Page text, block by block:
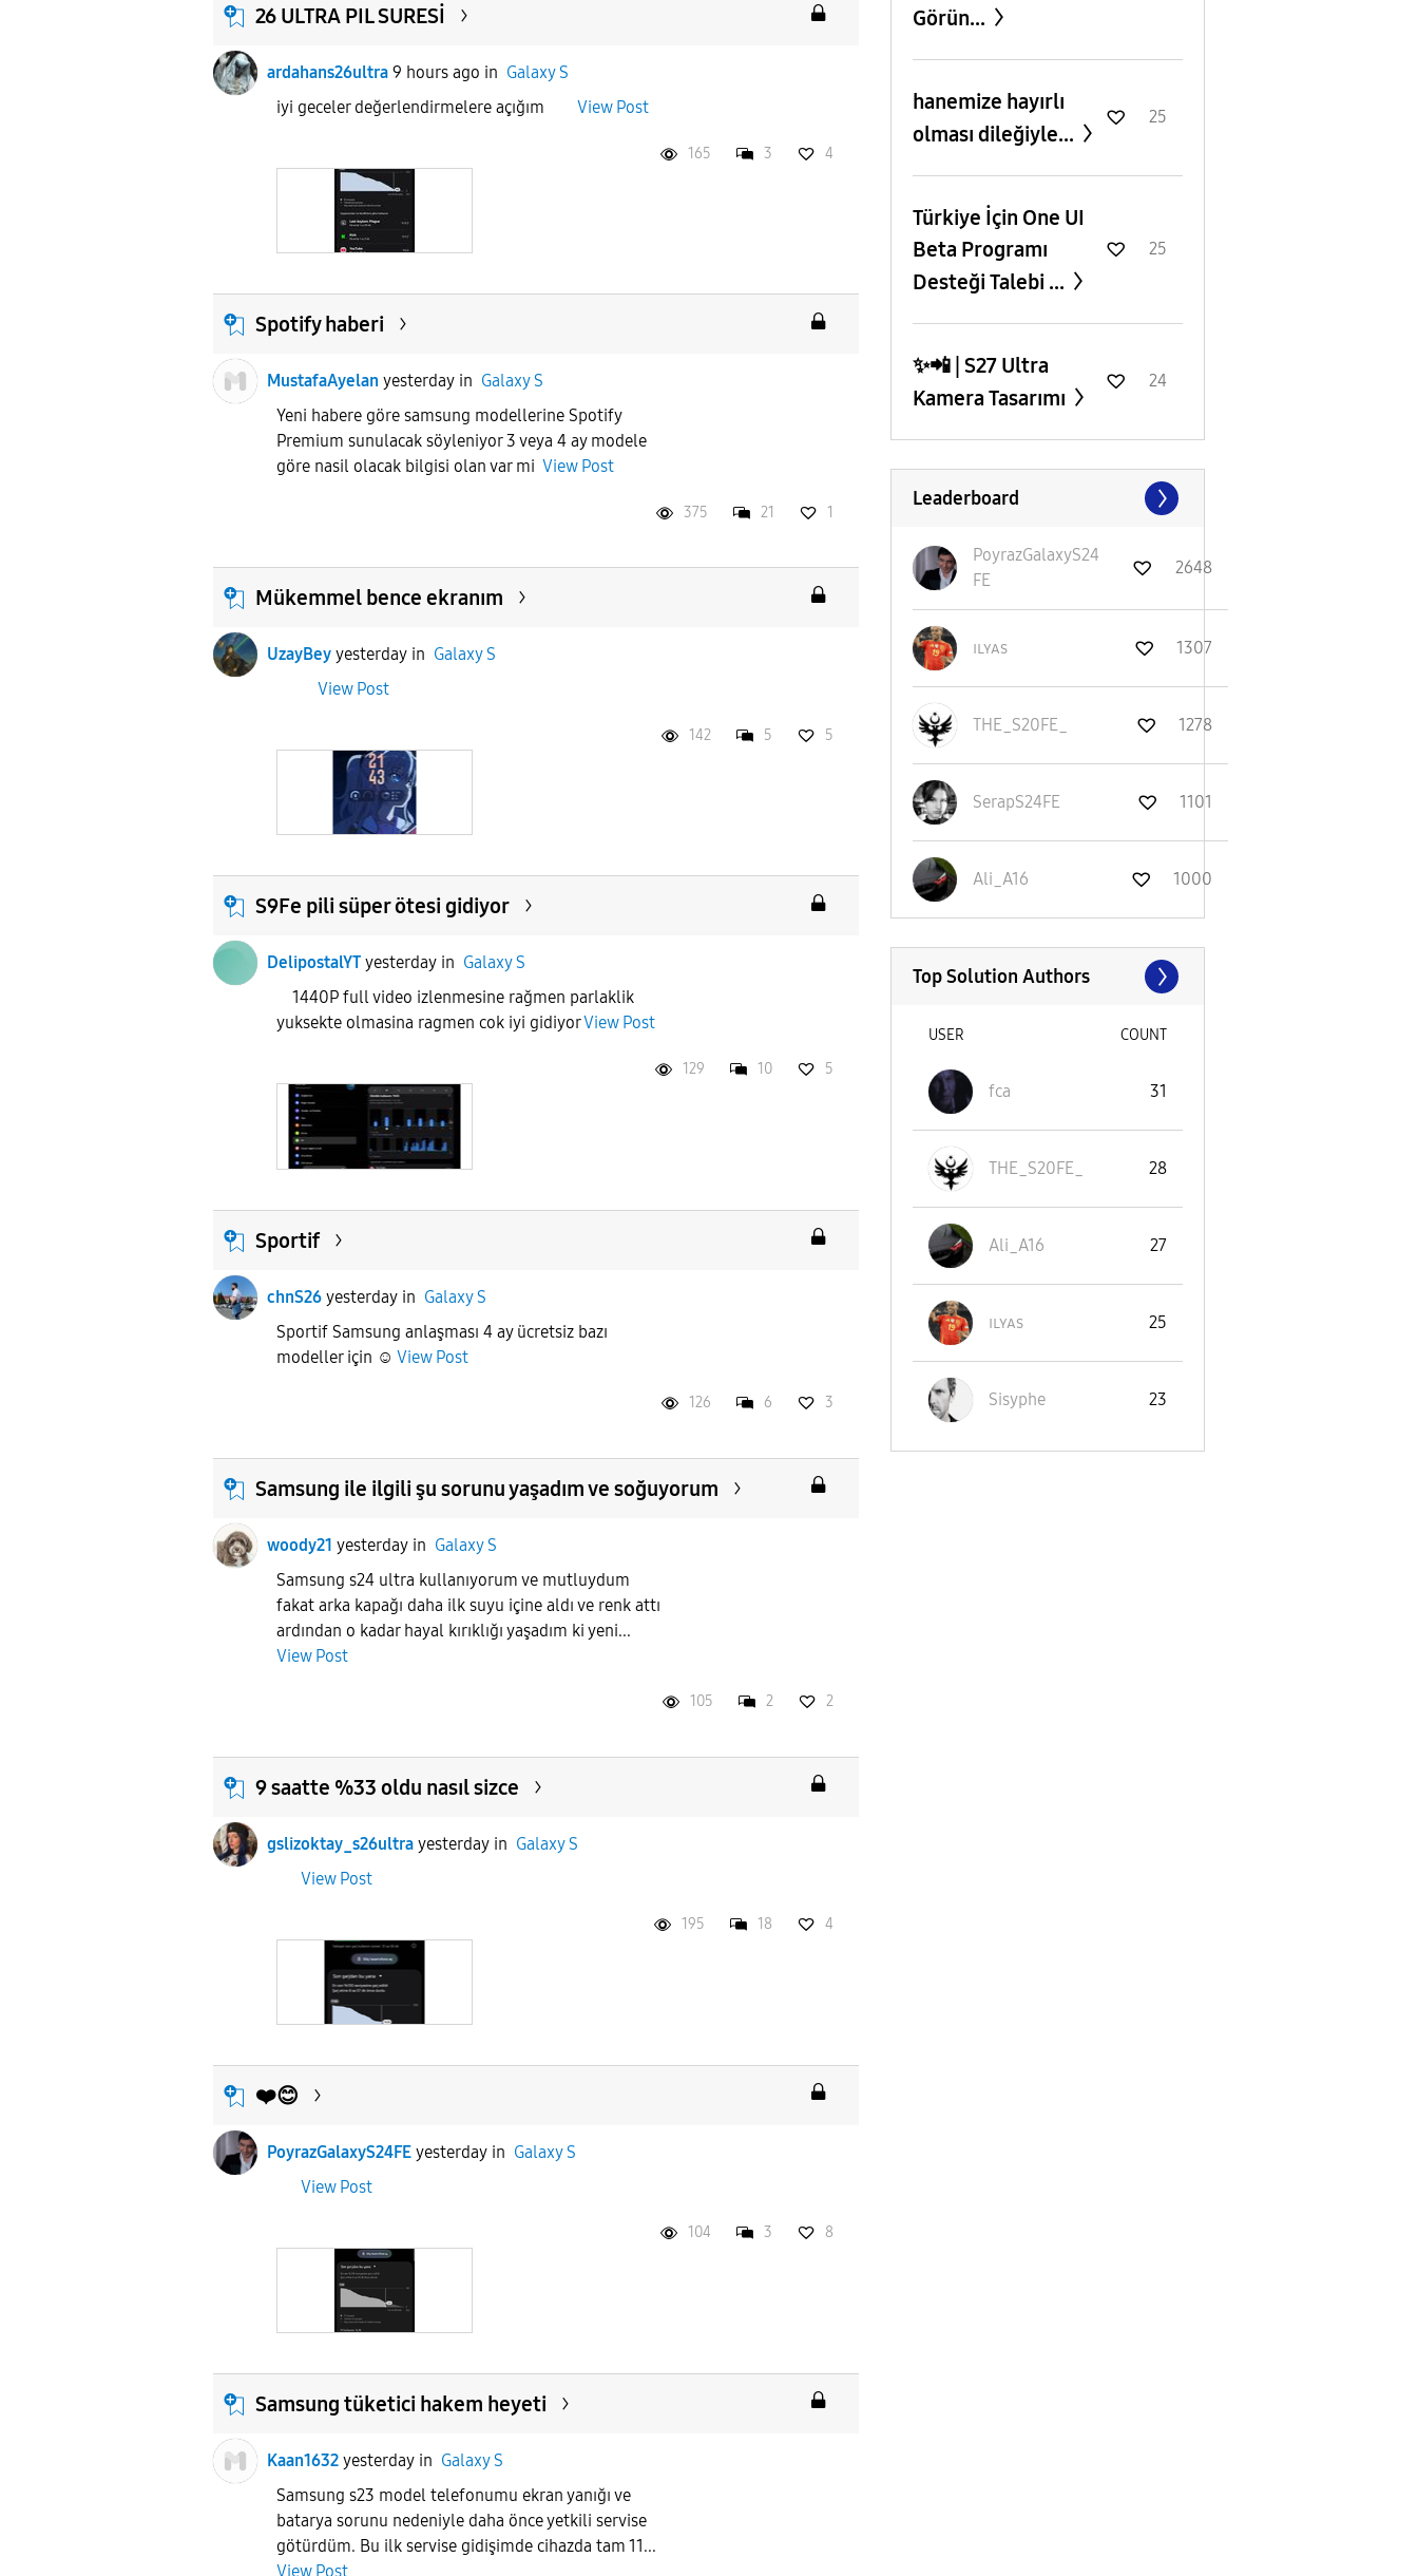
26 ULTRA PIL SURESİ
ardahans26ultra 9 hours ago in Galaxy S
iyi geceler değerlendirmelere açığım View Post
165 3 4
Spotify haberi
MustafaAyelan yesterday in Galaxy S
Yeni habere göre samsung modellerine Spotify
Premium sunulacak söyleniyor 3 veya 4 ay modele
göre nasil olacak bilgisi olan var mi View Post
375 21 1
Mükemmel bence ekranım
UzayBey yesterday in Galaxy S
View Post
142 5 5
S9Fe pili süper ötesi gidiyor
DelipostalYT yesterday in Galaxy S
1440P full video izlenmesine rağmen parlaklik
yuksekte olmasina ragmen cok iyi gidiyorView Post
129 10 5
Sportif
chnS26 yesterday in Galaxy S
Sportif Samsung anlaşması 4 ay ücretsiz bazı
modeller için ☺️ View Post
126 6 3
Samsung ile ilgili şu sorunu yaşadım ve soğuyorum
woody21 yesterday in Galaxy S
Samsung s24 ultra kullanıyorum ve mutluydum
fakat arka kapağı daha ilk suyu içine aldı ve renk attı
ardından o kadar hayal kırıklığı yaşadım ki yeni...
View Post
105 2 2
9 saatte %33 oldu nasıl sizce
gslizoktay_s26ultra yesterday in Galaxy S
View Post
195 18 4
❤️😊
PoyrazGalaxyS24FE yesterday in Galaxy S
View Post
104 3 8
Samsung tüketici hakem heyeti
Kaan1632 yesterday in Galaxy S
Samsung s23 model telefonumu ekran yanığı ve
batarya sorunu nedeniyle daha önce yetkili servise
götürdüm. Bu ilk servise gidişimde cihazda tam 11...
View Post
Görün...
hanemize hayırlı
olması dileğiyle...
25
​Türkiye İçin One UI
Beta Programı
Desteği Talebi ...
25
✨️📲 | S27 Ultra
Kamera Tasarımı
24
Leaderboard
PoyrazGalaxyS24
FE
2648
ɪʟʏᴀs 1307
THE_S20FE_ 1278
SerapS24FE 1101
Ali_A16 1000
Top Solution Authors
USER COUNT
fca 31
THE_S20FE_ 28
Ali_A16 27
ɪʟʏᴀs 25
Sisyphe 23